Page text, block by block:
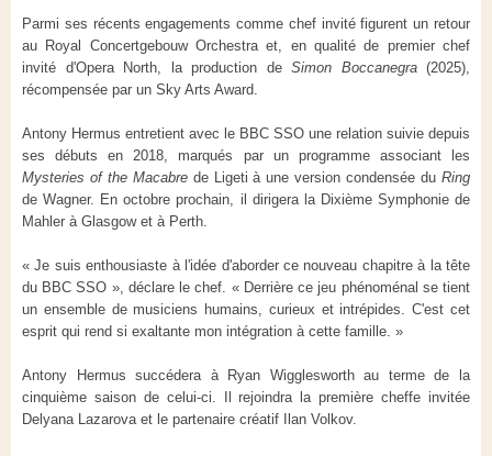
Parmi ses récents engagements comme chef invité figurent un retour
au Royal Concertgebouw Orchestra et, en qualité de premier chef
invité d'Opera North, la production de Simon Boccanegra(2025),
récompensée par un Sky Arts Award.
Antony Hermus entretient avec le BBC SSO une relation suivie depuis
ses débuts en 2018, marqués par un programme associant les
Mysteries of the Macabrede Ligeti à une version condensée duRing
de Wagner. En octobre prochain, il dirigera la Dixième Symphonie de
Mahler à Glasgow et à Perth.
« Je suis enthousiaste à l'idée d'aborder ce nouveau chapitre à la tête
du BBC SSO », déclare le chef. « Derrière ce jeu phénoménal se tient
un ensemble de musiciens humains, curieux et intrépides. C'est cet
esprit qui rend si exaltante mon intégration à cette famille. »
Antony Hermus succédera à Ryan Wigglesworth au terme de la
cinquième saison de celui-ci. Il rejoindra la première cheffe invitée
Delyana Lazarova et le partenaire créatif Ilan Volkov.